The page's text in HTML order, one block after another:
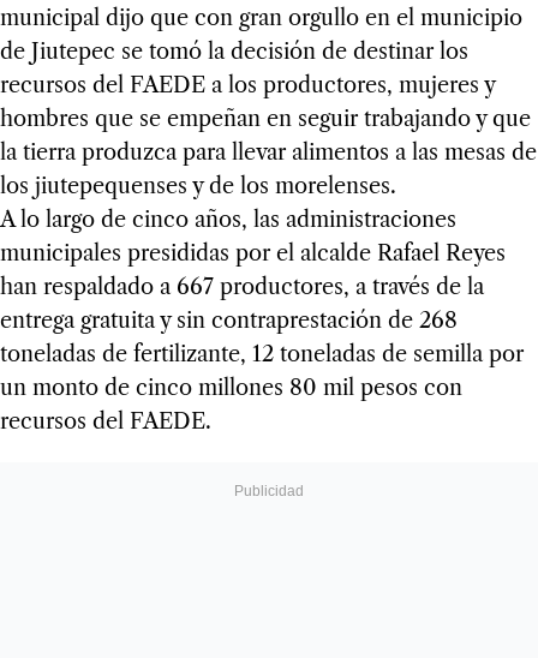
municipal dijo que con gran orgullo en el municipio
de Jiutepec se tomó la decisión de destinar los
recursos del FAEDE a los productores, mujeres y
hombres que se empeñan en seguir trabajando y que
la tierra produzca para llevar alimentos a las mesas de
los jiutepequenses y de los morelenses.
A lo largo de cinco años, las administraciones
municipales presididas por el alcalde Rafael Reyes
han respaldado a 667 productores, a través de la
entrega gratuita y sin contraprestación de 268
toneladas de fertilizante, 12 toneladas de semilla por
un monto de cinco millones 80 mil pesos con
recursos del FAEDE.